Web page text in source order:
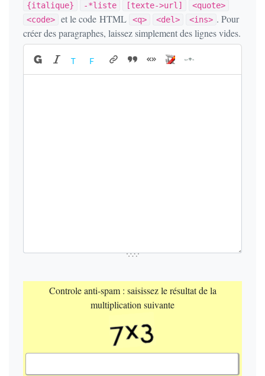
{italique}
-*liste [texte->url]
<quote>
<code>
et le code HTML <q> <del> <ins> . Pour
créer des paragraphes, laissez simplement des lignes vides.
Controle anti-spam : saisissez le résultat de la
multiplication suivante